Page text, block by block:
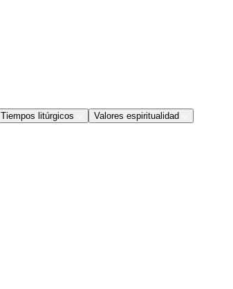
Tiempos litúrgicos Valores espiritualidad